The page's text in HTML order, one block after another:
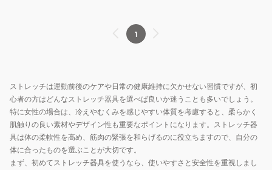
1
ストレッチは運動前後のケアや日常の健康維持に欠かせない習慣ですが、初
心者の方はどんなストレッチ器具を選べば良いか迷うことも多いでしょう。
特に女性の場合は、冷えやむくみを感じやすい体質を考慮すると、柔らかく
肌触りの良い素材やデザイン性も重要なポイントになります。ストレッチ器
具は体の柔軟性を高め、筋肉の緊張を和らげるのに役立ちますので、自分の
体に合ったものを選ぶことが大切です。
まず、初めてストレッチ器具を使うなら、使いやすさと安全性を重視しまし